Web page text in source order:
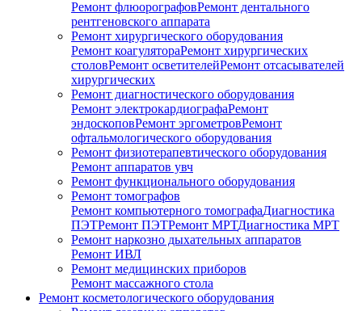
Ремонт флюорографовРемонт дентального
рентгеновского аппарата
Ремонт хирургического оборудования
Ремонт коагулятораРемонт хирургических
столовРемонт осветителейРемонт отсасывателей
хирургических
Ремонт диагностического оборудования
Ремонт электрокардиографаРемонт
эндоскоповРемонт эргометровРемонт
офтальмологического оборудования
Ремонт физиотерапевтического оборудования
Ремонт аппаратов увч
Ремонт функционального оборудования
Ремонт томографов
Ремонт компьютерного томографаДиагностика
ПЭТРемонт ПЭТРемонт МРТДиагностика МРТ
Ремонт наркозно дыхательных аппаратов
Ремонт ИВЛ
Ремонт медицинских приборов
Ремонт массажного стола
Ремонт косметологического оборудования